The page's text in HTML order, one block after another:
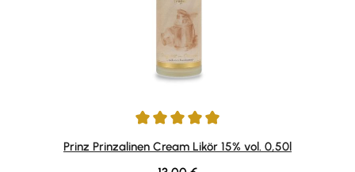
Durchschnittliche Bewertung von 4.89 von 5 Sternen
Prinz Prinzalinen Cream Likör 15% vol. 0,50l